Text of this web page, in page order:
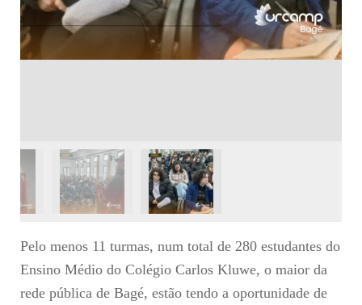
Pelo menos 11 turmas, num total de 280 estudantes do
Ensino Médio do Colégio Carlos Kluwe, o maior da
rede pública de Bagé, estão tendo a oportunidade de